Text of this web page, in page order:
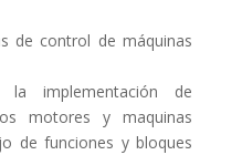
de control de máquinas
la implementación de
motores y maquinas
de funciones y bloques